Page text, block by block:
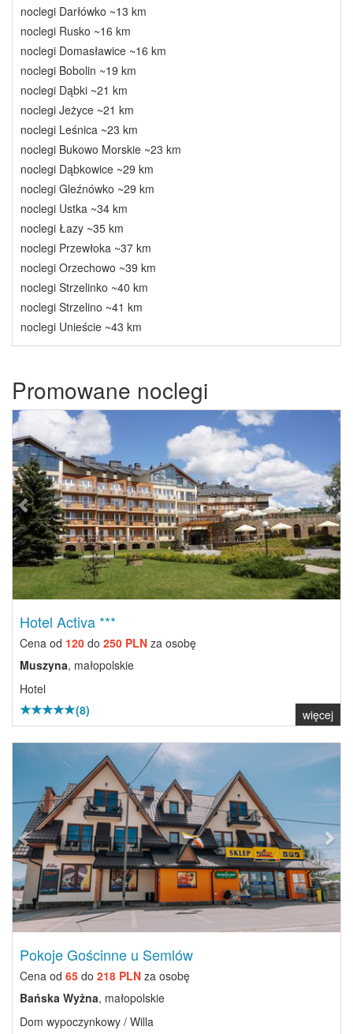
noclegi Darłówko ~13 km
noclegi Rusko ~16 km
noclegi Domasławice ~16 km
noclegi Bobolin ~19 km
noclegi Dąbki ~21 km
noclegi Jeżyce ~21 km
noclegi Leśnica ~23 km
noclegi Bukowo Morskie ~23 km
noclegi Dąbkowice ~29 km
noclegi Gleźnówko ~29 km
noclegi Ustka ~34 km
noclegi Łazy ~35 km
noclegi Przewłoka ~37 km
noclegi Orzechowo ~39 km
noclegi Strzelinko ~40 km
noclegi Strzelino ~41 km
noclegi Unieście ~43 km
Promowane noclegi
Previous Next
Hotel Activa ***
Cena od 120 do 250 PLN za osobę
Muszyna, małopolskie
Hotel
(8)
więcej
Previous Next
Pokoje Gościnne u Semlów
Cena od 65 do 218 PLN za osobę
Bańska Wyżna, małopolskie
Dom wypoczynkowy / Willa